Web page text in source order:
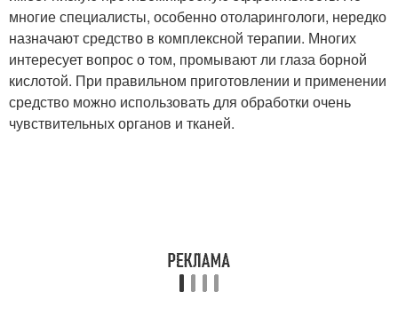
многие специалисты, особенно отоларингологи, нередко
назначают средство в комплексной терапии. Многих
интересует вопрос о том, промывают ли глаза борной
кислотой. При правильном приготовлении и применении
средство можно использовать для обработки очень
чувствительных органов и тканей.